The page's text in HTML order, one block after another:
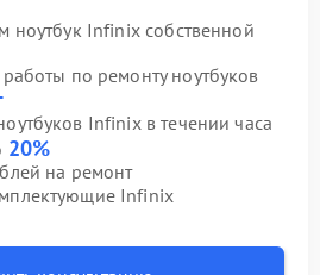
ноутбук Infinix собственной
по ремонту ноутбуков
Infinix в течении часа
20%
на ремонт
Infinix